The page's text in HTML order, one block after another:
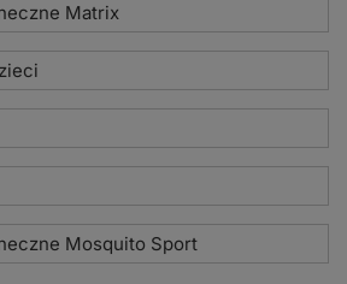
Matrix
Mosquito Sport